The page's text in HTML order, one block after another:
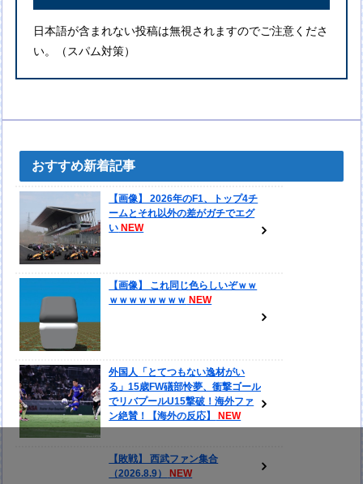
日本語が含まれない投稿は無視されますのでご注意くださ
い。（スパム対策）
おすすめ新着記事
【画像】 2026年のF1、トップ4チ
ームとそれ以外の差がガチでエグ
い
【画像】 これ同じ色らしいぞｗｗ
ｗｗｗｗｗｗｗｗ
外国人「とてつもない逸材がい
る」15歳FW礒部怜夢、衝撃ゴール
でリバプールU15撃破！海外ファ
ン絶賛！【海外の反応】
【敗戦】 西武ファン集合
（2026.8.9）